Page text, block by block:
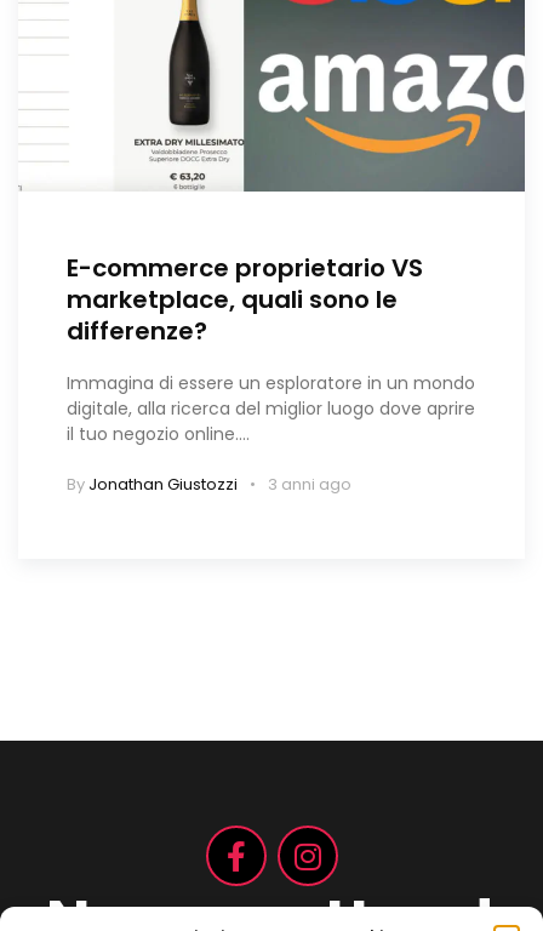
E-commerce proprietario VS
marketplace, quali sono le
differenze?
Immagina di essere un esploratore in un mondo
digitale, alla ricerca del miglior luogo dove aprire
il tuo negozio online.…
By Jonathan Giustozzi 3 anni ago